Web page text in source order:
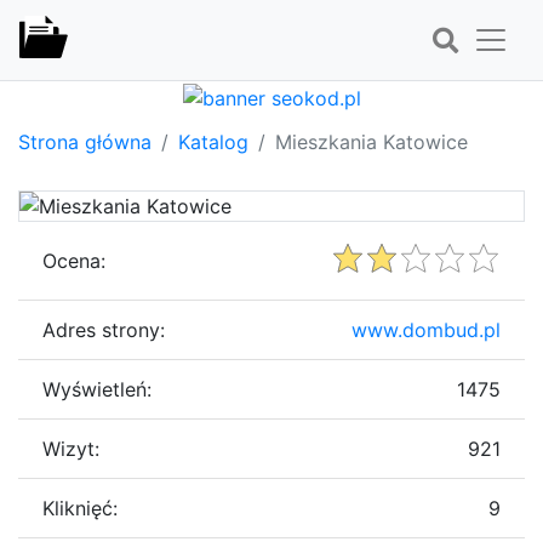
Strona główna Katalog Mieszkania Katowice
Ocena:
Adres strony: www.dombud.pl
Wyświetleń: 1475
Wizyt: 921
Kliknięć: 9